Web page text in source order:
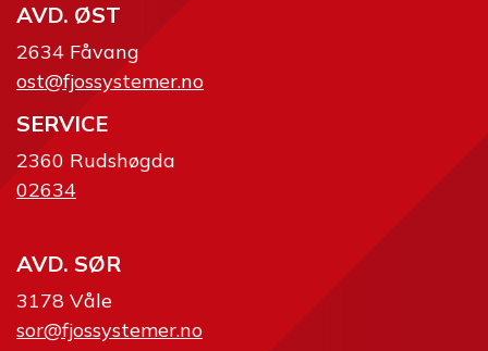
AVD. ØST
2634 Fåvang
ost@fjossystemer.no
SERVICE
2360 Rudshøgda
02634
AVD. SØR
3178 Våle
sor@fjossystemer.no